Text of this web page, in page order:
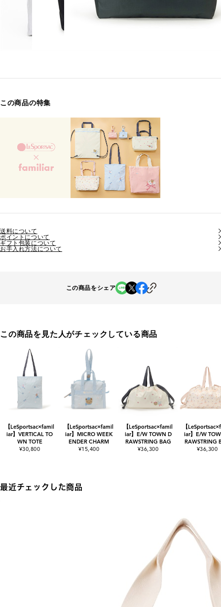
この商品の特集
送料について
ポイントについて
ギフト包装について
お手入れ方法について
この商品をシェア
この商品を見た人がチェックしている商品
【LeSportsac×famil
iar】VERTICAL TO
WN TOTE
¥30,800
【LeSportsac×famil
iar】MICRO WEEK
ENDER CHARM
¥15,400
【LeSportsac×famil
iar】E/W TOWN D
RAWSTRING BAG
¥36,300
【
iar】E/W
RAWSTRING
¥36,300
最近チェックした商品